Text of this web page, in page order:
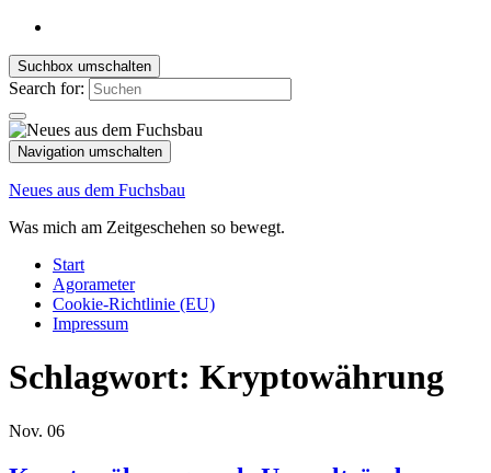
Suchbox umschalten
Search for:
Navigation umschalten
Neues aus dem Fuchsbau
Was mich am Zeitgeschehen so bewegt.
Start
Agorameter
Cookie-Richtlinie (EU)
Impressum
Schlagwort: Kryptowährung
Nov. 06